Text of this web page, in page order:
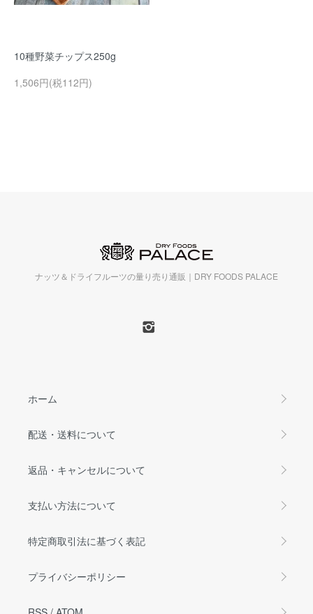
10種野菜チップス250g
1,506円(税112円)
ナッツ＆ドライフルーツの量り売り通販｜DRY FOODS PALACE
ホーム
配送・送料について
返品・キャンセルについて
支払い方法について
特定商取引法に基づく表記
プライバシーポリシー